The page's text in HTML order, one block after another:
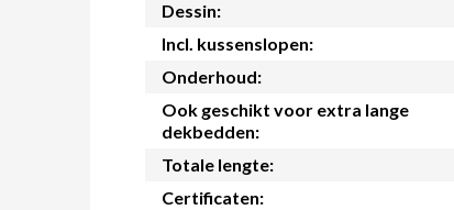
Dessin:
Incl. kussenslopen:
Onderhoud:
Ook geschikt voor extra lange
dekbedden:
Totale lengte:
Certificaten: